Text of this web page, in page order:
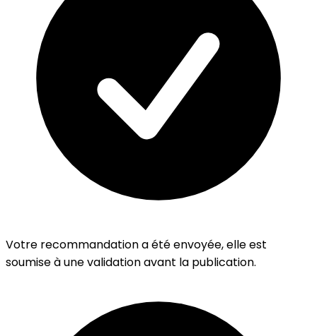
Votre recommandation a été envoyée, elle est
soumise à une validation avant la publication.